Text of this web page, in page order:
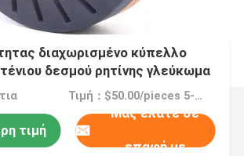
διαχωρισμένο κύπελλο
δεσμού ρητίνης γλεύκωμα
Τιμή：$50.00/pieces 5-19 pieces
τιμή
Μας ελάτε σε
επαφή με